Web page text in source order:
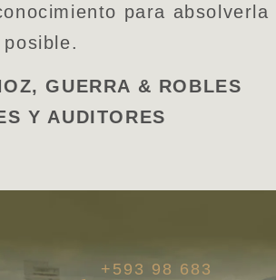
para absolverla
GUERRA & ROBLES
Y AUDITORES
+593 98 683